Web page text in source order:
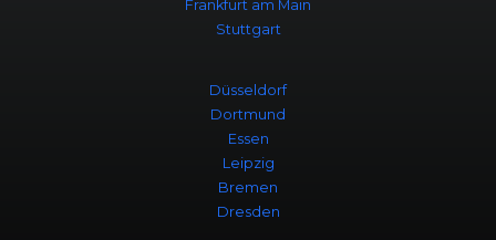
Frankfurt am Main
Stuttgart
Düsseldorf
Dortmund
Essen
Leipzig
Bremen
Dresden